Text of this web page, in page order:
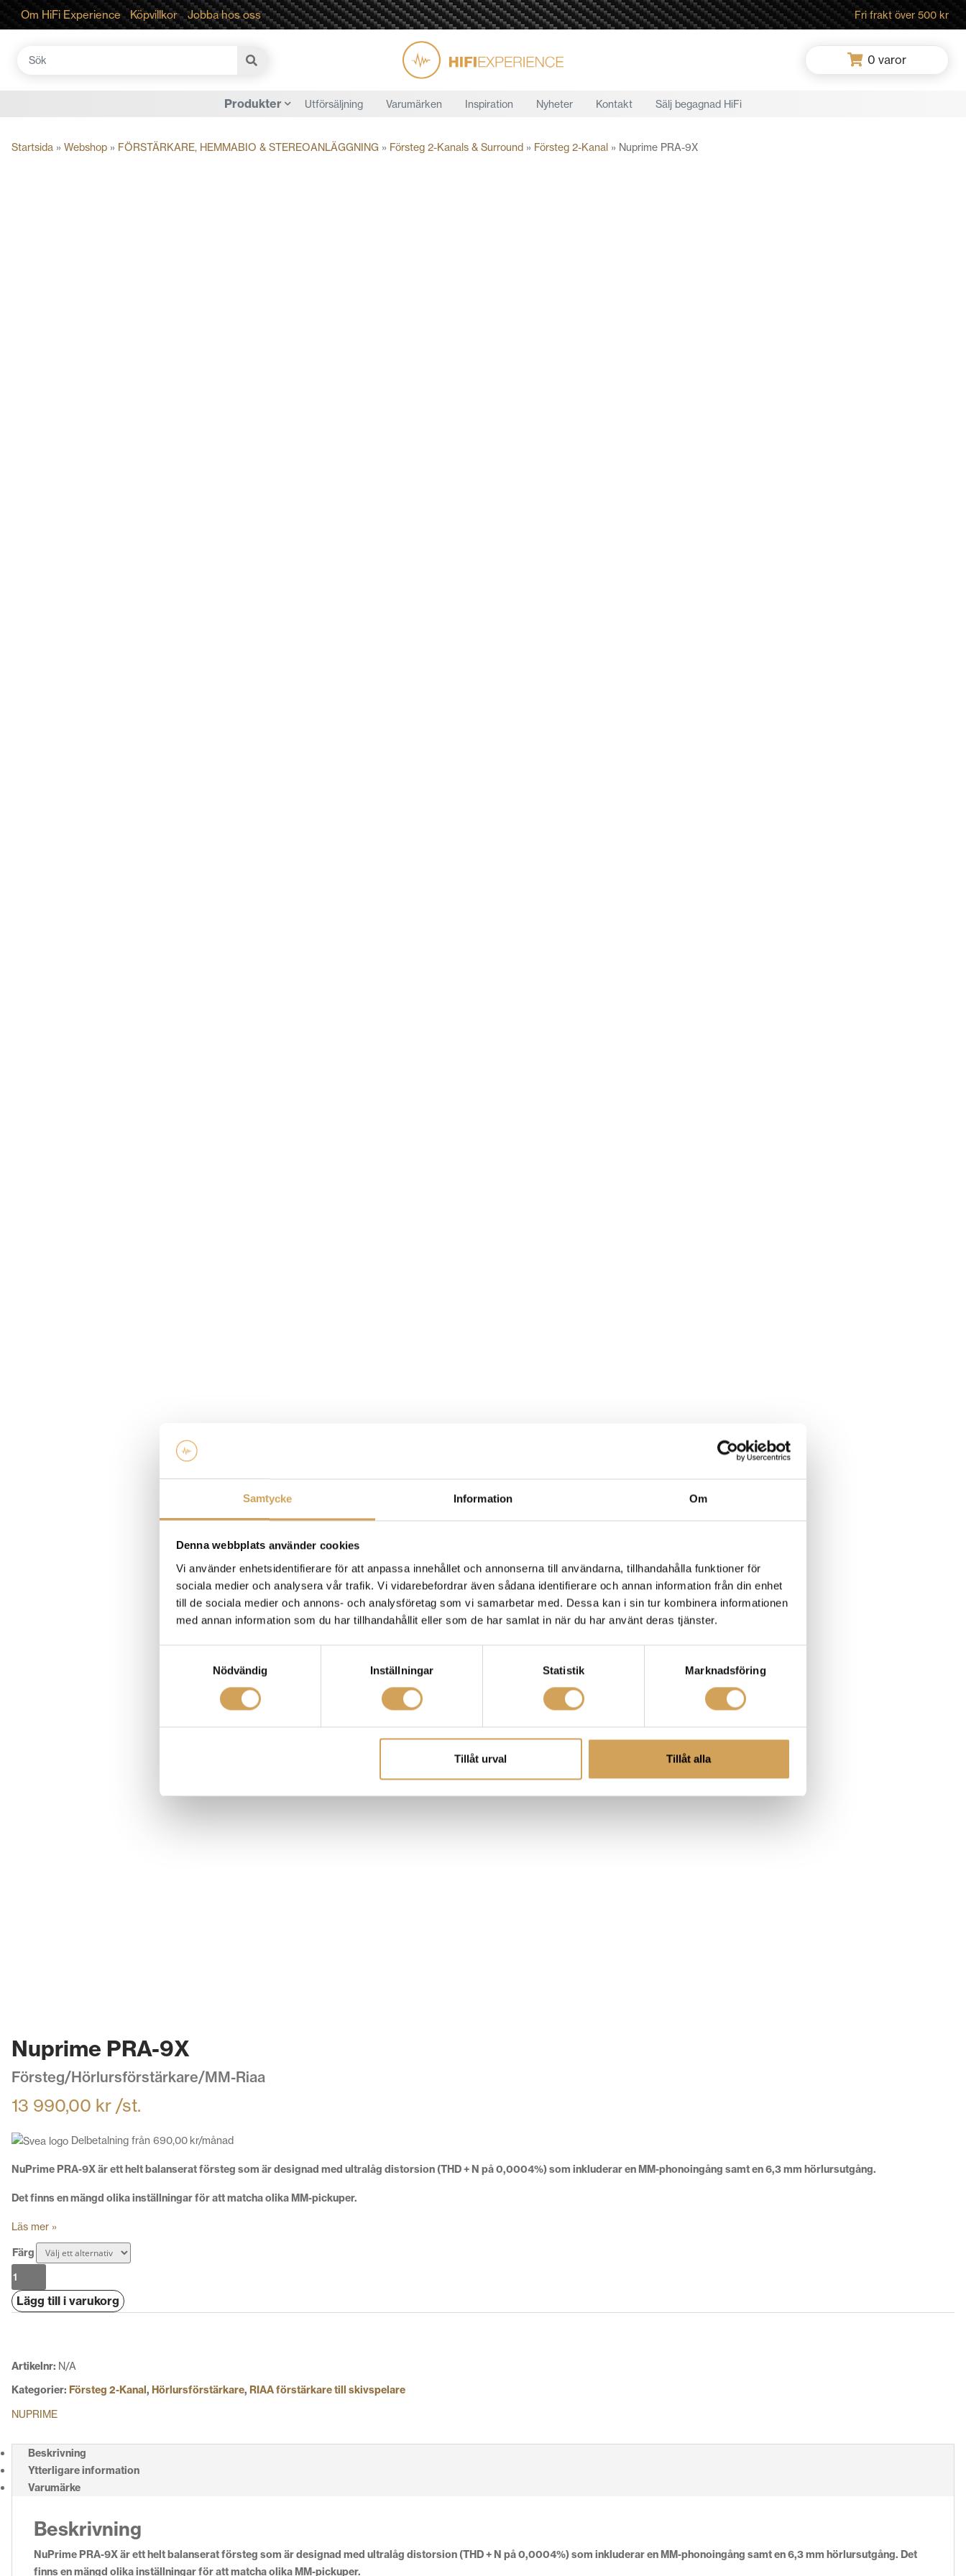
Samtycke Information Om
Denna webbplats använder cookies
Vi använder enhetsidentifierare för att anpassa innehållet och annonserna till användarna, tillhandahålla funktioner för
sociala medier och analysera vår trafik. Vi vidarebefordrar även sådana identifierare och annan information från din enhet
till de sociala medier och annons- och analysföretag som vi samarbetar med. Dessa kan i sin tur kombinera informationen
med annan information som du har tillhandahållit eller som de har samlat in när du har använt deras tjänster.
Nödvändig
Inställningar Statistik Marknadsföring
Tillåt urval Tillåt alla
Om HiFi Experience Köpvillkor Jobba hos oss Fri frakt över 500 kr
Sök
0 varor
Produkter Utförsäljning Varumärken Inspiration Nyheter Kontakt Sälj begagnad HiFi
Startsida » Webshop » FÖRSTÄRKARE, HEMMABIO & STEREOANLÄGGNING » Försteg 2-Kanals & Surround » Försteg 2-Kanal » Nuprime PRA-9X
Nuprime PRA-9X
Försteg/Hörlursförstärkare/MM-Riaa
13 990,00 kr /st.
Delbetalning från 690,00 kr/månad
NuPrime PRA-9X är ett helt balanserat försteg som är designad med ultralåg distorsion (THD + N på 0,0004%) som inkluderar en MM-phonoingång samt en 6,3 mm hörlursutgång.
Det finns en mängd olika inställningar för att matcha olika MM-pickuper.
Läs mer »
Färg
Nuprime
PRA-
9XLägg till i varukorg
Artikelnr: N/A
Kategorier: Försteg 2-Kanal , Hörlursförstärkare, RIAA förstärkare till skivspelare
NUPRIME
Beskrivning
Ytterligare information
Varumärke
Beskrivning
NuPrime PRA-9X är ett helt balanserat försteg som är designad med ultralåg distorsion (THD + N på 0,0004%) som inkluderar en MM-phonoingång samt en 6,3 mm hörlursutgång. Det
finns en mängd olika inställningar för att matcha olika MM-pickuper.